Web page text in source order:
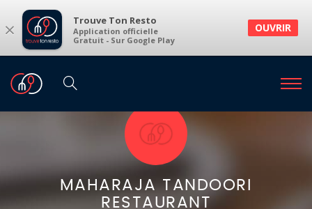
× Trouve Ton Resto
Application officielle
Gratuit - Sur Google Play
OUVRIR
MAHARAJA TANDOORI
RESTAURANT